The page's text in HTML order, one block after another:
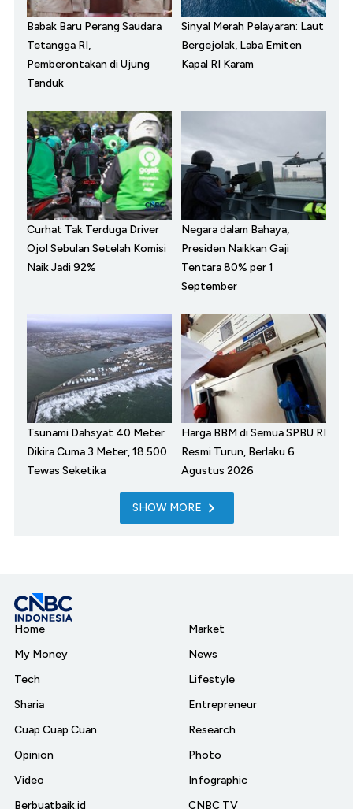
Babak Baru Perang Saudara
Tetangga RI,
Pemberontakan di Ujung
Tanduk
Sinyal Merah Pelayaran: Laut
Bergejolak, Laba Emiten
Kapal RI Karam
Curhat Tak Terduga Driver
Ojol Sebulan Setelah Komisi
Naik Jadi 92%
Negara dalam Bahaya,
Presiden Naikkan Gaji
Tentara 80% per 1
September
Tsunami Dahsyat 40 Meter
Dikira Cuma 3 Meter, 18.500
Tewas Seketika
Harga BBM di Semua SPBU RI
Resmi Turun, Berlaku 6
Agustus 2026
SHOW MORE
Home
My Money
Tech
Sharia
Cuap Cuap Cuan
Opinion
Video
Berbuatbaik.id
Market
News
Lifestyle
Entrepreneur
Research
Photo
Infographic
CNBC TV